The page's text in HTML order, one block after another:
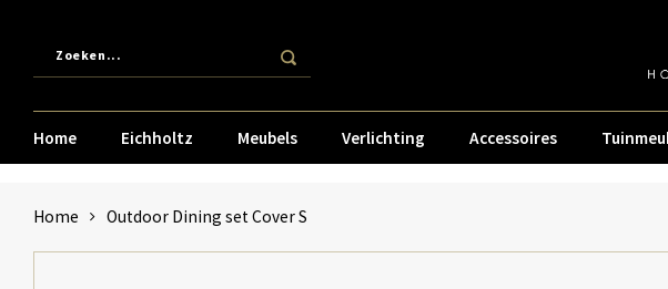
Home Eichholtz Meubels Verlichting Accessoires
Home Outdoor Dining set Cover S